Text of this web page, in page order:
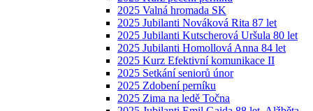
2025 Valná hromada SK
2025 Jubilanti Nováková Rita 87 let
2025 Jubilanti Kutscherová Uršula 80 let
2025 Jubilanti Homollová Anna 84 let
2025 Kurz Efektivní komunikace II
2025 Setkání seniorů únor
2025 Zdobení perníku
2025 Zima na ledě Točna